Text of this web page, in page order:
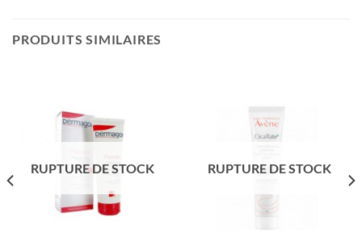
PRODUITS SIMILAIRES
RUPTURE DE STOCK RUPTURE DE STOCK